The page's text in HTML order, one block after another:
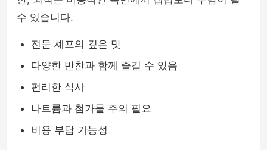
수 있습니다.
전문 셰프의 깊은 맛
다양한 반찬과 함께 즐길 수 있음
편리한 식사
나트륨과 첨가물 주의 필요
비용 부담 가능성